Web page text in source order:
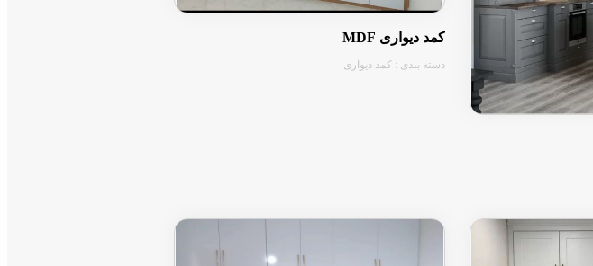
کمد دیواری MDF
دسته بندی : کمد دیواری